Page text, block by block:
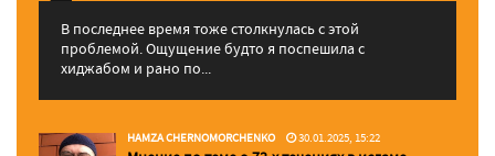
В последнее время тоже столкнулась с этой
проблемой. Ощущение будто я поспешила с
хиджабом и рано по...
HAMZA CHERNOMORCHENKO 30.01.2025, 15:22